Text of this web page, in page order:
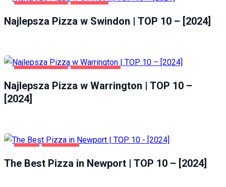
Najlepsza Pizza w Swindon | TOP 10 – [2024]
Najlepsza Pizza w Warrington | TOP 10 –
[2024]
The Best Pizza in Newport | TOP 10 – [2024]